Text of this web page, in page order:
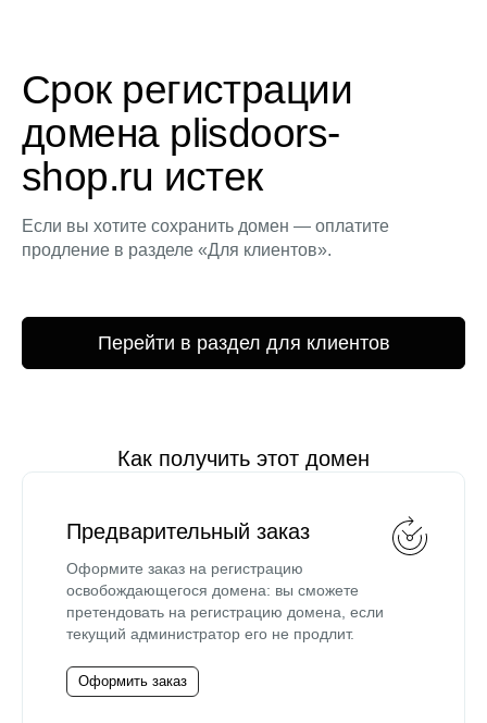
Срок регистрации
домена plisdoors-
shop.ru истек
Если вы хотите сохранить домен — оплатите
продление в разделе «Для клиентов».
Перейти в раздел для клиентов
Как получить этот домен
Предварительный заказ
Оформите заказ на регистрацию
освобождающегося домена: вы сможете
претендовать на регистрацию домена, если
текущий администратор его не продлит.
Оформить заказ